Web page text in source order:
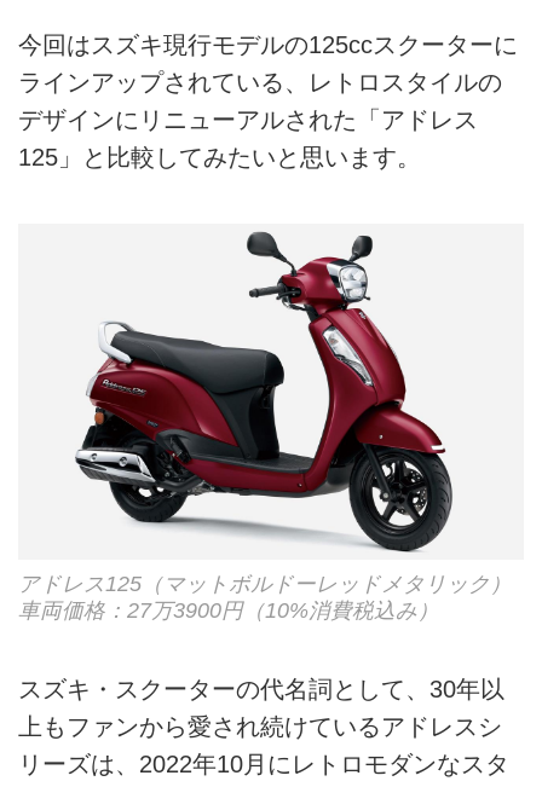
今回はスズキ現行モデルの125ccスクーターに
ラインアップされている、レトロスタイルの
デザインにリニューアルされた「アドレス
125」と比較してみたいと思います。
アドレス125（マットボルドーレッドメタリック）
車両価格：27万3900円（10%消費税込み）
スズキ・スクーターの代名詞として、30年以
上もファンから愛され続けているアドレスシ
リーズは、2022年10月にレトロモダンなスタ